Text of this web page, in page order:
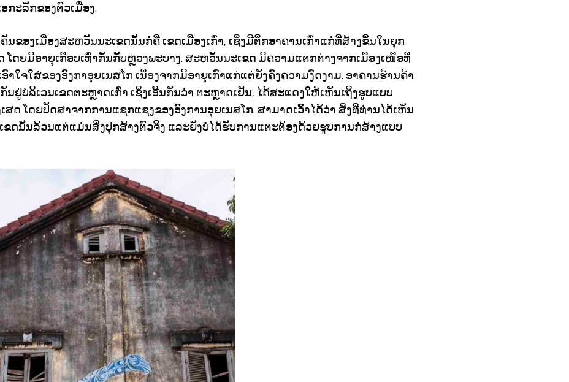
ກະລັກຂອງຕົວເມືອງ.
ຂອງເມືອງສະຫວັນນະເຂດນັ້ນກໍຄື ເຂດເມືອງເກົ່າ, ເຊິ່ງມີຕຶກອາຄານເກົ່າແກ່ທີ່ສ້າງຂຶ້ນໃນຍຸກ
ໂດຍມີອາຍຸເກືອບເທົ່າກັນກັບຫຼວງພະບາງ. ສະຫວັນນະເຂດ ມີຄວາມແຕກຕ່າງຈາກເມືອງເໜືອທີ່
າໃຈໃສ່ຂອງອົງກາອຸຍເນສໂກ ເນື່ອງຈາກມີອາຍຸເກົ່າແກ່ແຕ່ຍັງຄົງຄວາມງົດງາມ. ອາຄານຮ້ານຄ້າ
ຢູ່ບໍລິເວນເຂດຕະຫຼາດເກົ່າ ເຊິ່ງເອີ້ນກັນວ່າ ຕະຫຼາດເຢັນ, ໄດ້ສະແດງໃຫ້ເຫັນເຖິງຮູບແບບ
ດ ໂດຍປັດສາຈາກການແຊກແຊງຂອງອົງການອຸຍເນສໂກ. ສາມາດເວົ້າໄດ້ວ່າ ສິ່ງທີ່ທ່ານໄດ້ເຫັນ
ຂດນັ້ນລ້ວນແຕ່ແມ່ນສິ່ງປຸກສ້າງຕົວຈິງ ແລະຍັງບໍ່ໄດ້ຮັບການແຕະຕ້ອງດ້ວຍຮູບການກໍ່ສ້າງແບບ